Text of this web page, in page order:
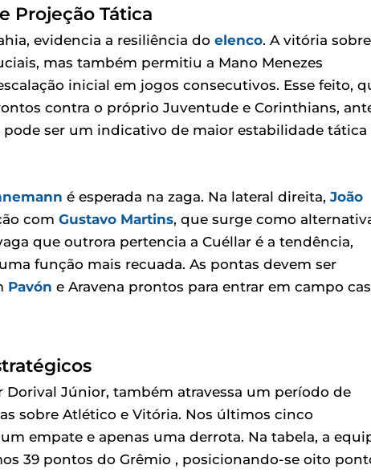
Projeção Tática
evidencia a resiliência do elenco. A vitória
mas também permitiu a Mano Menezes
inicial em jogos consecutivos. Esse feito,
contra o próprio Juventude e Corinthians,
pode ser um indicativo de maior estabilidade tática
é esperada na zaga. Na lateral direita, João
com Gustavo Martins, que surge como
que outrora pertencia a Cuéllar é a tendência,
função mais recuada. As pontas devem ser
Pavón e Aravena prontos para entrar em campo
Júnior, também atravessa um período de
sobre Atlético e Vitória. Nos últimos cinco
empate e apenas uma derrota. Na tabela, a
39 pontos do Grêmio , posicionando-se oito